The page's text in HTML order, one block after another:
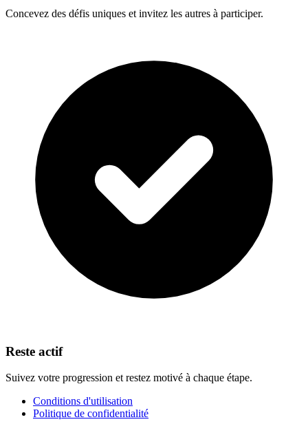
Concevez des défis uniques et invitez les autres à participer.
Reste actif
Suivez votre progression et restez motivé à chaque étape.
Conditions d'utilisation
Politique de confidentialité